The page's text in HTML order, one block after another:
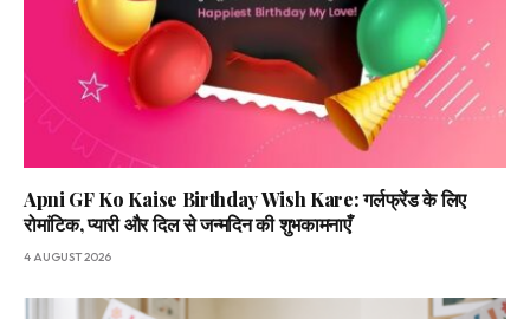
Apni GF Ko Kaise Birthday Wish Kare: गर्लफ्रेंड के लिए
रोमांटिक, प्यारी और दिल से जन्मदिन की शुभकामनाएँ
4 AUGUST 2026